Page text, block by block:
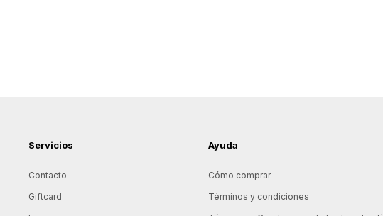
Servicios
Contacto
Giftcard
Ayuda
Cómo comprar
Términos y condiciones